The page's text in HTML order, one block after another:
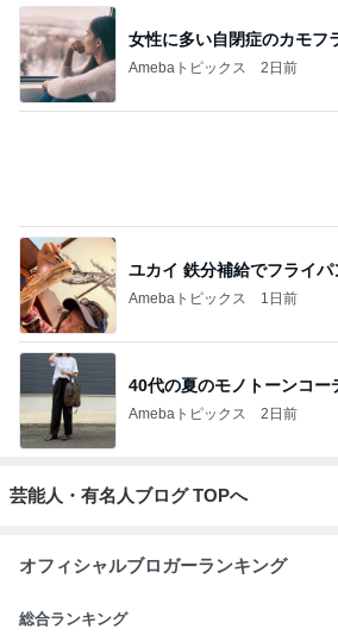
女性に多い自閉症のカモフ
Amebaトピックス 2日前
ユカイ 鉄分補給でフライパ
Amebaトピックス 1日前
40代の夏のモノトーンコー
Amebaトピックス 2日前
芸能人・有名人ブログ TOPへ
オフィシャルブロガーランキング
総合ランキング